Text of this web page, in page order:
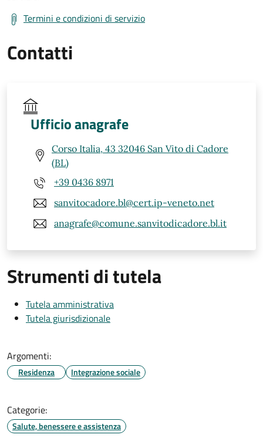
Termini e condizioni di servizio
Contatti
Ufficio anagrafe
Corso Italia, 43 32046 San Vito di Cadore
(BL)
+39 0436 8971
sanvitocadore.bl@cert.ip-veneto.net
anagrafe@comune.sanvitodicadore.bl.it
Strumenti di tutela
Tutela amministrativa
Tutela giurisdizionale
Argomenti:
Residenza Integrazione sociale
Categorie:
Salute, benessere e assistenza